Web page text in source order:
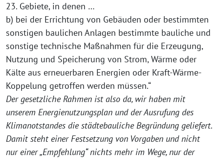
23. Gebiete, in denen …
b) bei der Errichtung von Gebäuden oder bestimmten
sonstigen baulichen Anlagen bestimmte bauliche und
sonstige technische Maßnahmen für die Erzeugung,
Nutzung und Speicherung von Strom, Wärme oder
Kälte aus erneuerbaren Energien oder Kraft-Wärme-
Koppelung getroffen werden müssen.“
Der gesetzliche Rahmen ist also da, wir haben mit
unserem Energienutzungsplan und der Ausrufung des
Klimanotstandes die städtebauliche Begründung geliefert.
Damit steht einer Festsetzung von Vorgaben und nicht
nur einer „Empfehlung“ nichts mehr im Wege, nur der